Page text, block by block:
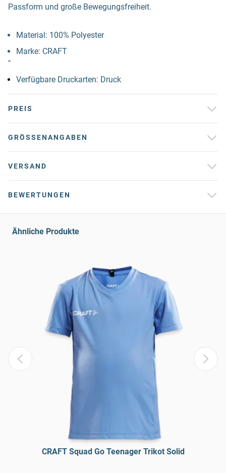
Passform und große Bewegungsfreiheit.
Material: 100% Polyester
Marke: CRAFT
"
Verfügbare Druckarten: Druck
PREIS
GRÖSSENANGABEN
VERSAND
BEWERTUNGEN
Ähnliche Produkte
CRAFT Squad Go Teenager Trikot Solid